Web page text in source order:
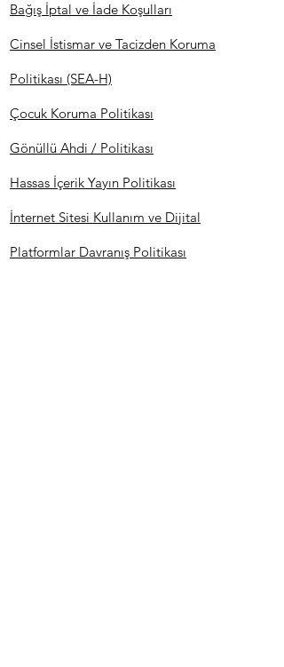
Bağış İptal ve İade Koşulları
Cinsel İstismar ve Tacizden Koruma
Politikası (SEA-H)
Çocuk Koruma Politikası
Gönüllü Ahdi / Politikası
Hassas İçerik Yayın Politikası
İnternet Sitesi Kullanım ve Dijital
Platformlar Davranış Politikası